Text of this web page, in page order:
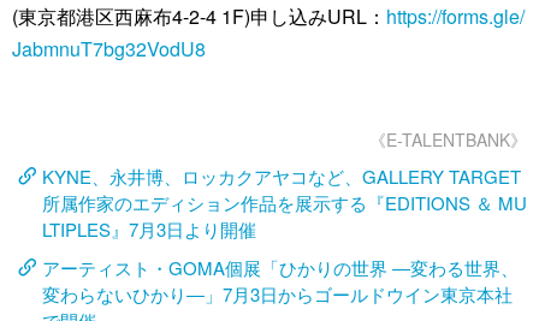
(東京都港区西麻布4-2-4 1F)申し込みURL： https://forms.gle/
JabmnuT7bg32VodU8
《E-TALENTBANK》
KYNE、永井博、ロッカクアヤコなど、GALLERY TARGET
所属作家のエディション作品を展示する『EDITIONS ＆ MU
LTIPLES』7月3日より開催
アーティスト・GOMA個展「ひかりの世界 ―変わる世界、
変わらないひかり―」7月3日からゴールドウイン東京本社